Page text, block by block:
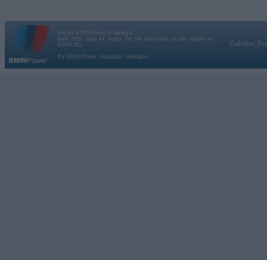
Vortāls BMWPower.lv darbojas
kopš 2002. gada 14. maija. Tas nav auto klubs un nav saistīts ar
BMW AG.
Par BMWPower
Kontakti Reklāma
Galvena